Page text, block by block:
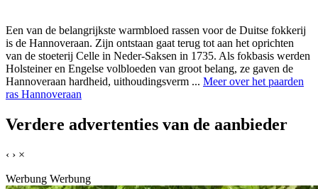
Een van de belangrijkste warmbloed rassen voor de Duitse fokkerij
is de Hannoveraan. Zijn ontstaan gaat terug tot aan het oprichten
van de stoeterij Celle in Neder-Saksen in 1735. Als fokbasis werden
Holsteiner en Engelse volbloeden van groot belang, ze gaven de
Hannoveraan hardheid, uithoudingsverm ... Meer over het paarden
ras Hannoveraan
Verdere advertenties van de aanbieder
‹ › ×
Werbung Werbung